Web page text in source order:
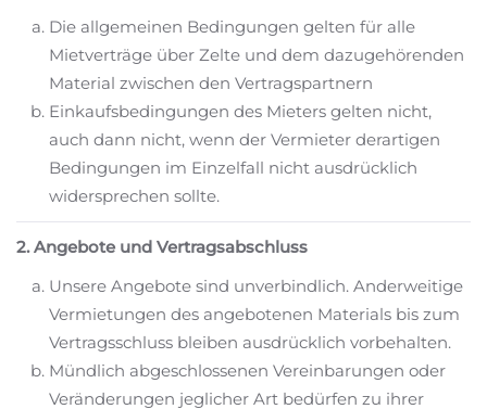
Die allgemeinen Bedingungen gelten für alle
Mietverträge über Zelte und dem dazugehörenden
Material zwischen den Vertragspartnern
Einkaufsbedingungen des Mieters gelten nicht,
auch dann nicht, wenn der Vermieter derartigen
Bedingungen im Einzelfall nicht ausdrücklich
widersprechen sollte.
2. Angebote und Vertragsabschluss
Unsere Angebote sind unverbindlich. Anderweitige
Vermietungen des angebotenen Materials bis zum
Vertragsschluss bleiben ausdrücklich vorbehalten.
Mündlich abgeschlossenen Vereinbarungen oder
Veränderungen jeglicher Art bedürfen zu ihrer